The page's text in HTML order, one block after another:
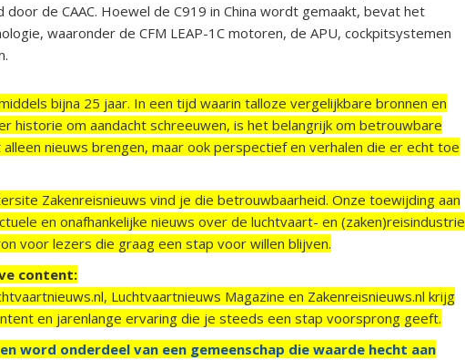
de CAAC. Hoewel de C919 in China wordt gemaakt, bevat het
waaronder de CFM LEAP-1C motoren, de APU, cockpitsystemen
bijna 25 jaar. In een tijd waarin talloze vergelijkbare bronnen en
historie om aandacht schreeuwen, is het belangrijk om betrouwbare
nieuws brengen, maar ook perspectief en verhalen die er echt toe
Zakenreisnieuws vind je die betrouwbaarheid. Onze toewijding aan
en onafhankelijke nieuws over de luchtvaart- en (zaken)reisindustrie
voor lezers die graag een stap voor willen blijven.
content:
Luchtvaartnieuws Magazine en Zakenreisnieuws.nl krijg
en jarenlange ervaring die je steeds een stap voorsprong geeft.
word onderdeel van een gemeenschap die waarde hecht aan